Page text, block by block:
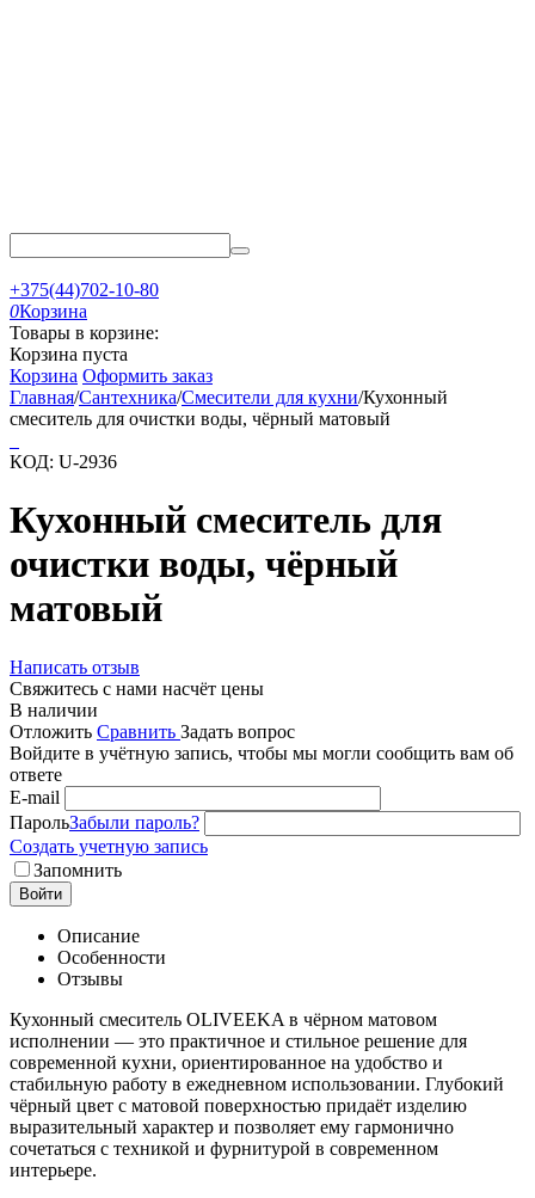
+375(44)702-10-80
0Корзина
Товары в корзине:
Корзина пуста
Корзина Оформить заказ
Главная/Сантехника/Смесители для кухни/Кухонный
смеситель для очистки воды, чёрный матовый
КОД: U-2936
Кухонный смеситель для
очистки воды, чёрный
матовый
Написать отзыв
Свяжитесь с нами насчёт цены
В наличии
Отложить Сравнить Задать вопрос
Войдите в учётную запись, чтобы мы могли сообщить вам об
ответе
E-mail
ПарольЗабыли пароль?
Создать учетную запись
Запомнить
Войти
Описание
Особенности
Отзывы
Кухонный смеситель OLIVEEKA в чёрном матовом
исполнении — это практичное и стильное решение для
современной кухни, ориентированное на удобство и
стабильную работу в ежедневном использовании. Глубокий
чёрный цвет с матовой поверхностью придаёт изделию
выразительный характер и позволяет ему гармонично
сочетаться с техникой и фурнитурой в современном
интерьере.